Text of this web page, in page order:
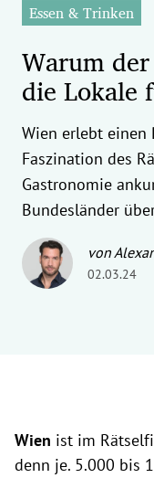
Untermenü
Untermenü
Untermenü
Essen & Trinken
Warum
die Lokale
Wien erlebt einen
Faszination des
Gastronomie
Bundesländer
von
02.03.24
Wien ist im
denn je. 5.000 bis